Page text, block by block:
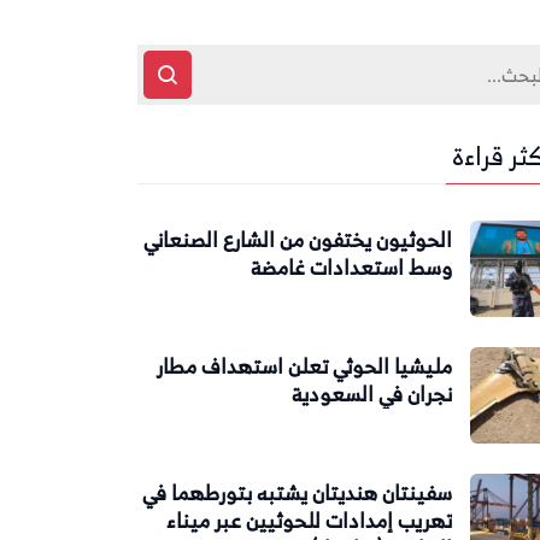
قراءة
الحوثيون يختفون من الشارع الصنعاني
وسط استعدادات غامضة
مليشيا الحوثي تعلن استهداف مطار
نجران في السعودية
سفينتان هنديتان يشتبه بتورطهما في
تهريب إمدادات للحوثيين عبر ميناء